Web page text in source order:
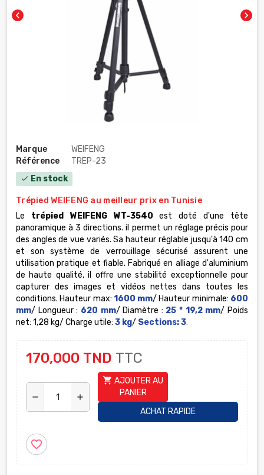
chevron_left chevron_right
Marque
WEIFENG
Référence
TREP-23
check En stock
Trépied WEIFENG au meilleur prix en Tunisie
Le trépied WEIFENG WT-3540 est doté d'une tête
panoramique à 3 directions. il permet un réglage précis pour
des angles de vue variés. Sa hauteur réglable jusqu'à 140 cm
et son système de verrouillage sécurisé assurent une
utilisation pratique et fiable. Fabriqué en alliage d'aluminium
de haute qualité, il offre une stabilité exceptionnelle pour
capturer des images et vidéos nettes dans toutes les
conditions. Hauteur max: 1600 mm/ Hauteur minimale: 600
mm/ Longueur : 620 mm/ Diamètre : 25 * 19,2 mm/ Poids
net: 1,28 kg/ Charge utile: 3 kg/ Sections: 3.
170,000 TND TTC
remove add
shopping_cart AJOUTER AU
PANIER
ACHAT RAPIDE
favorite_border